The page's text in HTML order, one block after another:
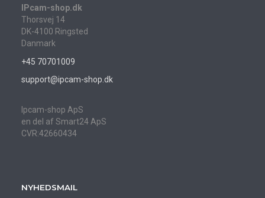
IPcam-shop.dk
Thorsvej 14
DK-4100 Ringsted
Danmark
+45 70701009
support@ipcam-shop.dk
Ipcam-shop ApS
en del af Smart24 ApS
CVR:42660434
NYHEDSMAIL